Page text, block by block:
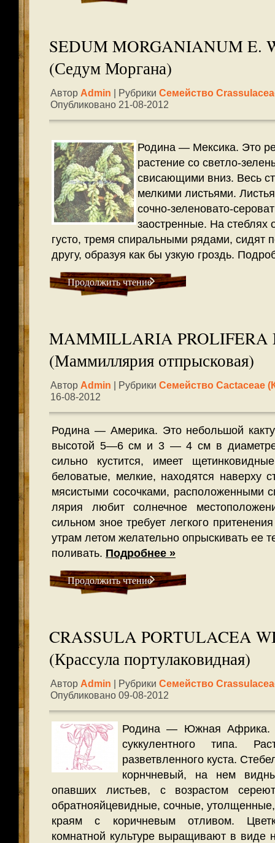
SEDUM MORGANIANUM E.
(Седум Моргана)
Автор Admin | Рубрики Семейство
Опубликовано 21-08-2012
Родина — Мексика. Это
растение со светло-
свисающими вниз. Весь
мелкими листьями.
сочно-зеленовато-
заостренные. На стеблях
густо, тремя спиральными рядами, сидят
другу, образуя как бы узкую гроздь.
Продолжить чтение
MAMMILLARIA
(Маммиллярия отпрысковая)
Автор Admin | Рубрики Семейство Cactaceae
16-08-2012
Родина — Америка. Это небольшой
высотой 5—6 см и 3 — 4 см в диаметре,
сильно кустится, имеет
беловатые, мелкие, находятся наверху
мясистыми сосочками, расположенными
лярия любит солнечное
сильном зное требует легкого
утрам летом желательно опрыскивать ее
поливать. Подробнее »
Продолжить чтение
CRASSULA PORTULACEA
(Крассула портулаковидная)
Автор Admin | Рубрики Семейство
Опубликовано 09-08-2012
Родина — Южная Африка.
суккулентного типа.
разветвленного куста.
корнчневый, на нем
опавших листьев, с возрастом
обратнояйцевидные, сочные,
краям с коричневым отливом.
комнатной культуре выращивают в виде